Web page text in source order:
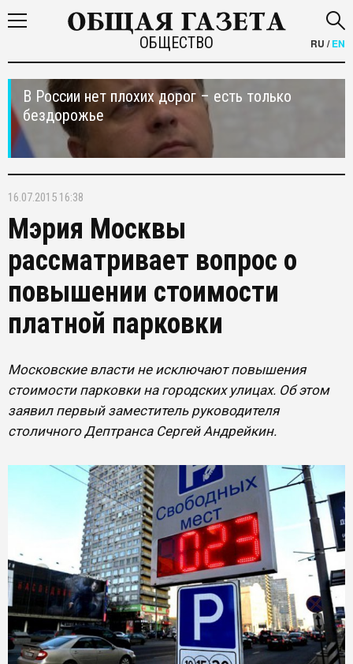
ОБЩЕСТВО RU /EN
В России нет плохих дорог – есть только
бездорожье
16.07.2015 16:38
Мэрия Москвы
рассматривает вопрос о
повышении стоимости
платной парковки
Московские власти не исключают повышения
стоимости парковки на городских улицах. Об этом
заявил первый заместитель руководителя
столичного Дептранса Сергей Андрейкин.